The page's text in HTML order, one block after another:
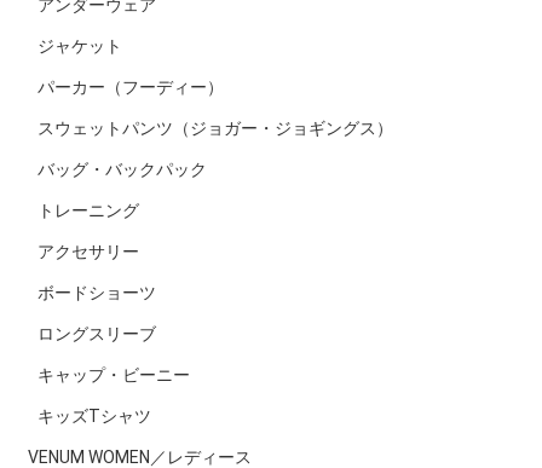
アンダーウェア
ジャケット
パーカー（フーディー）
スウェットパンツ（ジョガー・ジョギングス）
バッグ・バックパック
トレーニング
アクセサリー
ボードショーツ
ロングスリーブ
キャップ・ビーニー
キッズTシャツ
VENUM WOMEN／レディース